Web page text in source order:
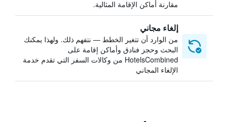
مقارنة أماكن الإقامة المثالية.
إلغاء مجاني
من الوارد أن تتغير الخطط — نتفهم ذلك. ولهذا يمكنك
البحث وحجز فنادق وأماكن إقامة على
HotelsCombined من وكالات السفر التي تقدم خدمة
الإلغاء المجاني